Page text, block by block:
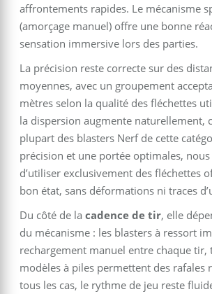
affrontements rapides. Le mécanisme
(amorçage manuel) offre une bonne
sensation immersive lors des parties.
La précision reste correcte sur des
moyennes, avec un groupement
mètres selon la qualité des fléchettes
la dispersion augmente naturellement,
plupart des blasters Nerf de cette
précision et une portée optimales,
d’utiliser exclusivement des fléchettes
bon état, sans déformations ni traces
Du côté de la cadence de tir, elle
du mécanisme : les blasters à ressort
rechargement manuel entre chaque tir,
modèles à piles permettent des rafales
tous les cas, le rythme de jeu reste